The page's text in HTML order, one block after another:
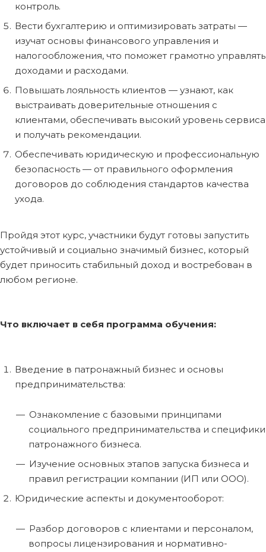
контроль.
Вести бухгалтерию и оптимизировать затраты —
изучат основы финансового управления и
налогообложения, что поможет грамотно управлять
доходами и расходами.
Повышать лояльность клиентов — узнают, как
выстраивать доверительные отношения с
клиентами, обеспечивать высокий уровень сервиса
и получать рекомендации.
Обеспечивать юридическую и профессиональную
безопасность — от правильного оформления
договоров до соблюдения стандартов качества
ухода.
Пройдя этот курс, участники будут готовы запустить
устойчивый и социально значимый бизнес, который
будет приносить стабильный доход и востребован в
любом регионе.
Что включает в себя программа обучения:
Введение в патронажный бизнес и основы
предпринимательства:
Ознакомление с базовыми принципами
социального предпринимательства и специфики
патронажного бизнеса.
Изучение основных этапов запуска бизнеса и
правил регистрации компании (ИП или ООО).
Юридические аспекты и документооборот:
Разбор договоров с клиентами и персоналом,
вопросы лицензирования и нормативно-